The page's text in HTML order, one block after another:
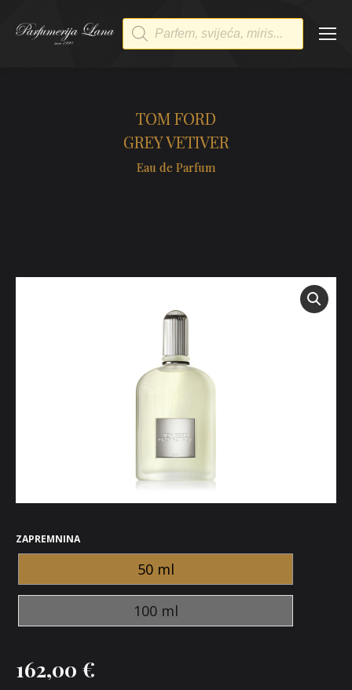
Products
search
TOM FORD
GREY VETIVER
Eau de Parfum
ZAPREMNINA
50 ml
100 ml
162,00 €